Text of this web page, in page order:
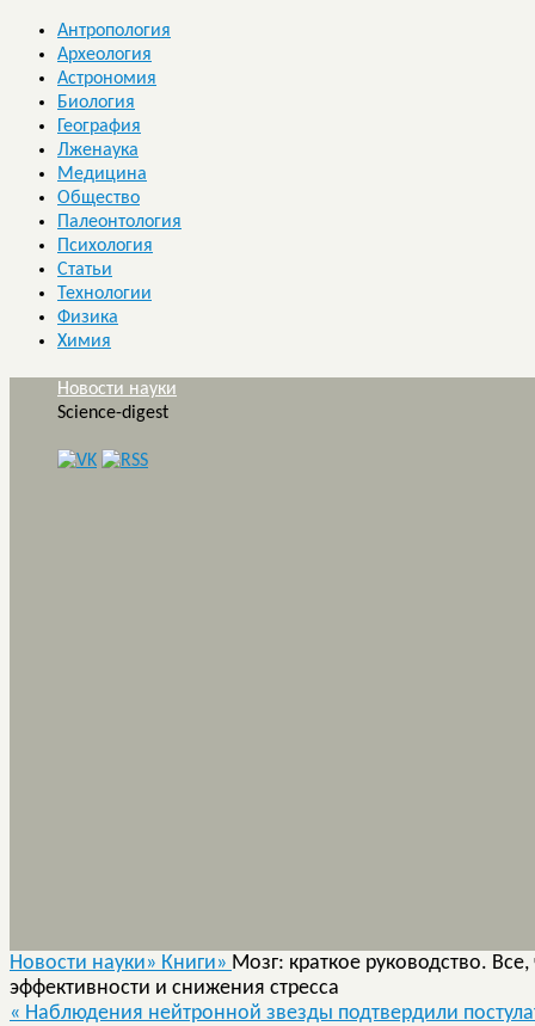
Антропология
Археология
Астрономия
Биология
География
Лженаука
Медицина
Общество
Палеонтология
Психология
Статьи
Технологии
Физика
Химия
Новости науки
Science-digest
Новости науки» Книги» Мозг: краткое руководство.
эффективности и снижения стресса
« Наблюдения нейтронной звезды подтвердили